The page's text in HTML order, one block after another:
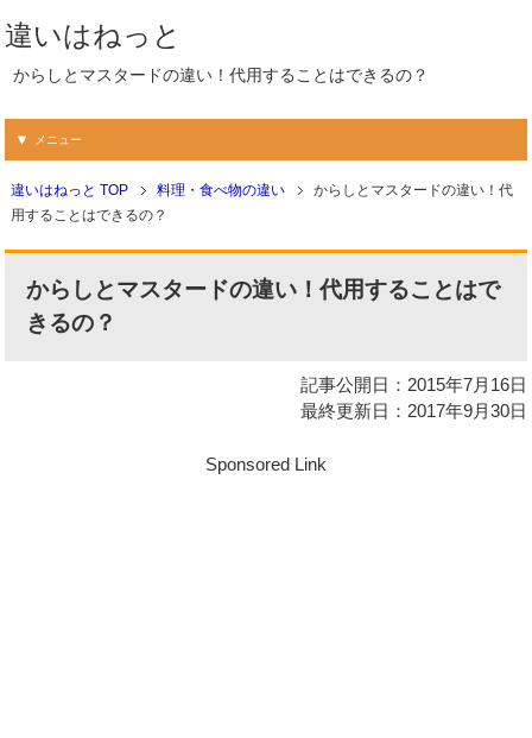
違いはねっと
からしとマスタードの違い！代用することはできるの？
メニュー
違いはねっと TOP 料理・食べ物の違い
からしとマスタードの違い！代
用することはできるの？
からしとマスタードの違い！代用することはで
きるの？
記事公開日：2015年7月16日
最終更新日：2017年9月30日
Sponsored Link